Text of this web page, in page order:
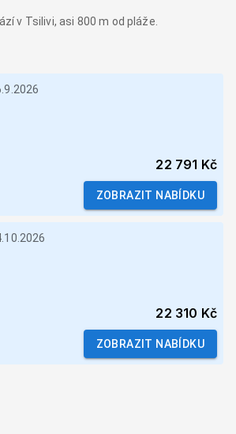
v Tsilivi, asi 800 m od pláže.
22 791 Kč
ZOBRAZIT NABÍDKU
22 310 Kč
ZOBRAZIT NABÍDKU